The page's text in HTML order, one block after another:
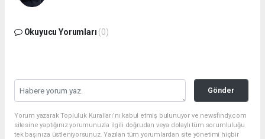
Okuyucu Yorumları (0)
Gönder
Yorum yazarak Topluluk Kuralları’nı kabul etmiş bulunuyor ve newsfindy.com
sitesine yaptığınız yorumunuzla ilgili doğrudan veya dolaylı tüm sorumluluğu
tek başınıza üstleniyorsunuz. Yazılan tüm yorumlardan site yönetimi hiçbir